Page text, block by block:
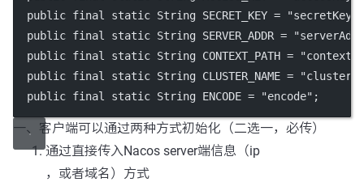
  public final static String SECRET_KEY = "secretKey";
public final static String SERVER_ADDR =
public final static String CONTEXT_PATH =
public final static String CLUSTER_NAME =
  public final static String ENCODE = "encode";
一、客户端可以通过两种方式初始化（二选一，必传）
通过直接传入Nacos server端信息（ip
，或者域名）方式